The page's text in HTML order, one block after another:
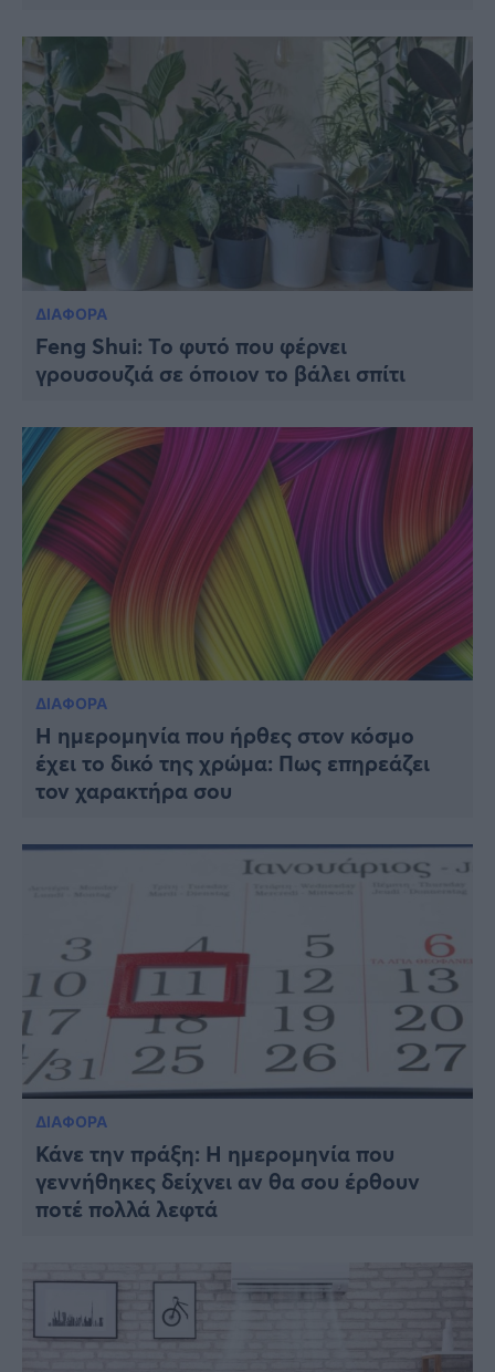
ΔΙΑΦΟΡΑ
Feng Shui: Το φυτό που φέρνει
γρουσουζιά σε όποιον το βάλει σπίτι
ΔΙΑΦΟΡΑ
Η ημερομηνία που ήρθες στον κόσμο
έχει το δικό της χρώμα: Πως επηρεάζει
τον χαρακτήρα σου
ΔΙΑΦΟΡΑ
Κάνε την πράξη: Η ημερομηνία που
γεννήθηκες δείχνει αν θα σου έρθουν
ποτέ πολλά λεφτά